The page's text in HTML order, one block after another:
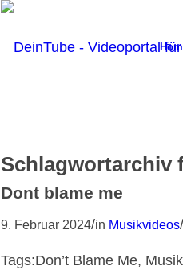
Schlagwortarchiv
Dont blame me
9. Februar 2024/in Musikvideos/
Tags:Don’t Blame Me,